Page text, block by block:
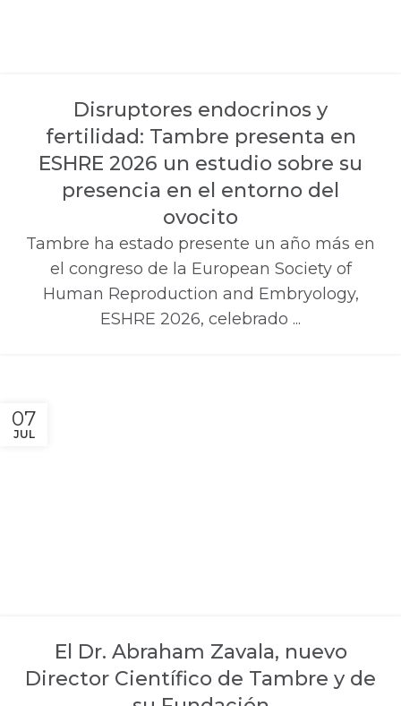
Disruptores endocrinos y
fertilidad: Tambre presenta en
ESHRE 2026 un estudio sobre su
presencia en el entorno del
ovocito
Tambre ha estado presente un año más en
el congreso de la European Society of
Human Reproduction and Embryology,
ESHRE 2026, celebrado ...
07
JUL
El Dr. Abraham Zavala, nuevo
Director Científico de Tambre y de